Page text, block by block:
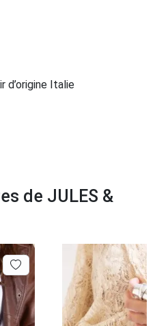
d’origine Italie
de JULES &